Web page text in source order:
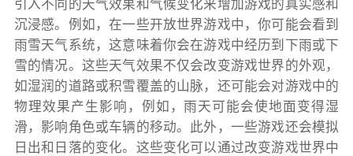
沉浸感。例如，在一些开放世界游戏中，你可能会看到
雨雪天气系统，这意味着你会在游戏中经历到下雨或下
雪的情况。这些天气效果不仅会改变游戏世界的外观，
如湿润的道路或积雪覆盖的山脉，还可能会对游戏中的
物理效果产生影响，例如，雨天可能会使地面变得湿
滑，影响角色或车辆的移动。此外，一些游戏还会模拟
日出和日落的变化。这些变化可以通过改变游戏世界中